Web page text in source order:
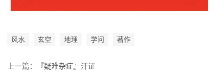
风水 玄空 地理 学问 著作
上一篇：
『疑难杂症』汗证